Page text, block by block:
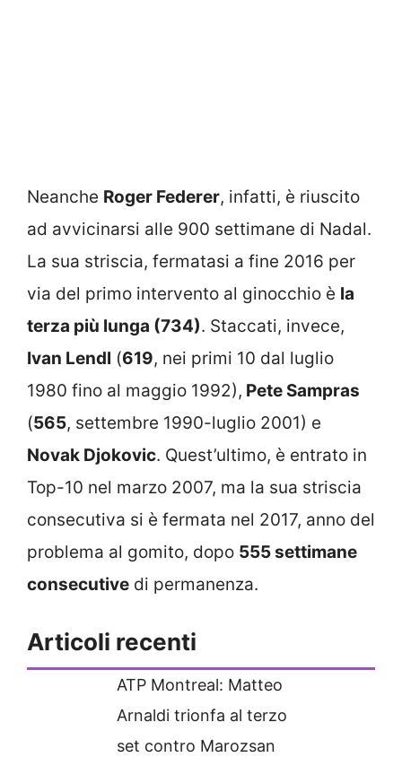
Neanche Roger Federer, infatti, è riuscito
ad avvicinarsi alle 900 settimane di Nadal.
La sua striscia, fermatasi a fine 2016 per
via del primo intervento al ginocchio è la
terza più lunga (734). Staccati, invece,
Ivan Lendl (619, nei primi 10 dal luglio
1980 fino al maggio 1992), Pete Sampras
(565, settembre 1990-luglio 2001) e
Novak Djokovic. Quest’ultimo, è entrato in
Top-10 nel marzo 2007, ma la sua striscia
consecutiva si è fermata nel 2017, anno del
problema al gomito, dopo 555 settimane
consecutive di permanenza.
Articoli recenti
ATP Montreal: Matteo
Arnaldi trionfa al terzo
set contro Marozsan